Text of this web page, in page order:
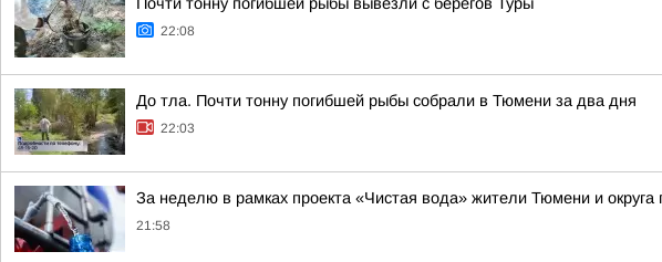
22:08
До тла. Почти тонну погибшей рыбы собрали в Тюмени за два дня
22:03
За неделю в рамках проекта «Чистая вода» жители Тюмени и
21:58